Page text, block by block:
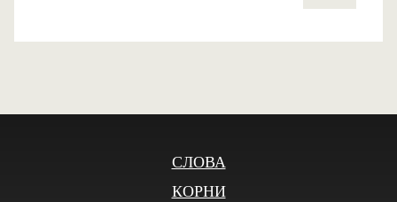
СЛОВА
КОРНИ